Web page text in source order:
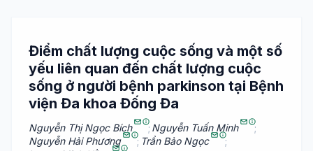
Điểm chất lượng cuộc sống và một số
yếu liên quan đến chất lượng cuộc
sống ở người bệnh parkinson tại Bệnh
viện Đa khoa Đống Đa
Nguyễn Thị Ngọc Bích ; Nguyễn Tuấn Minh
;
Nguyễn Hải Phương
; Trần Bảo Ngọc
;